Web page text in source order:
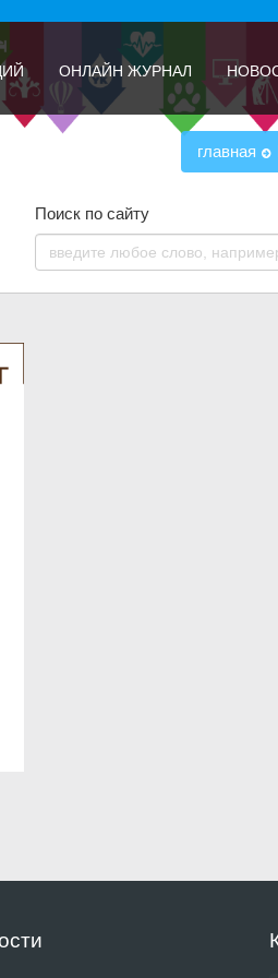
ОНЛАЙН ЖУРНАЛ
главная
Поиск по сайту